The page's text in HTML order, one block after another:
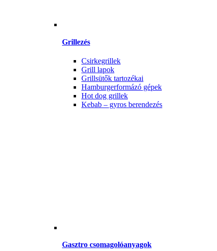
Grillezés
Csirkegrillek
Grill lapok
Grillsütők tartozékai
Hamburgerformázó gépek
Hot dog grillek
Kebab – gyros berendezés
Gasztro csomagolóanyagok